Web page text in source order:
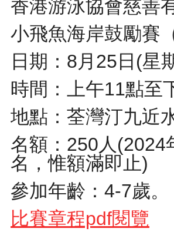
香港游泳協會慈善
小飛魚海岸鼓勵賽
日期：8月25日(星
時間：上午11點至
地點：荃灣汀九近
名額：250人(2024
名，惟額滿即止)
參加年齡：4-7歲。
比賽章程pdf閱覽